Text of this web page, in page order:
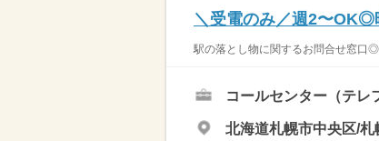
＼受電のみ／週2〜
駅の落とし物に関するお問合せ窓口
コールセンター（テレ
北海道札幌市中央区/